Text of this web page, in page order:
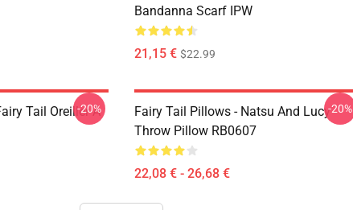
Bandanna Scarf IPW
21,15 € $22.99
Tail Oreiller À
-20%
Fairy Tail Pillows - Natsu And Lucy
Throw Pillow RB0607
22,08 € - 26,68 €
-20%